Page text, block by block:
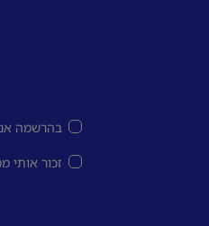
בהרשמה
זכור אותי